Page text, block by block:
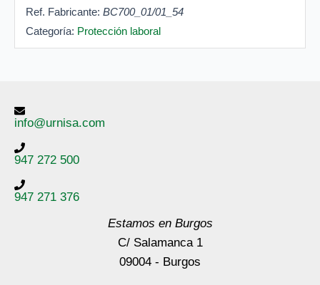
Ref. Fabricante: BC700_01/01_54
Categoría: Protección laboral
info@urnisa.com
947 272 500
947 271 376
Estamos en Burgos
C/ Salamanca 1
09004 - Burgos